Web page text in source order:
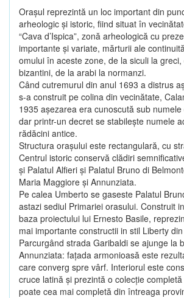
Oraşul reprezintă un loc important din
arheologic şi istoric, fiind situat în
“Cava d’Ispica”, zonă arheologică cu
importante şi variate, mărturii ale
omului în aceste zone, de la siculi la
bizantini, de la arabi la normanzi.
Când cutremurul din anul 1693 a distrus
s-a construit pe colina din vecinătate,
1935 aşezarea era cunoscută sub numele
dar printr-un decret se stabileşte numele
rădăcini antice.
Structura oraşului este rectangulară, cu
Centrul istoric conservă clădiri
şi Palatul Alfieri şi Palatul Bruno di
Maria Maggiore şi Annunziata.
Pe calea Umberto se gaseste Palatul
astazi sediul Primariei orasului. Construit
baza proiectului lui Ernesto Basile,
mai importante constructii in stil Liberty
Parcurgând strada Garibaldi se ajunge la
Annunziata: faţada armonioasă este
care converg spre vârf. Interiorul este
cruce latină şi prezintă o colecţie
poate cea mai completă din întreaga